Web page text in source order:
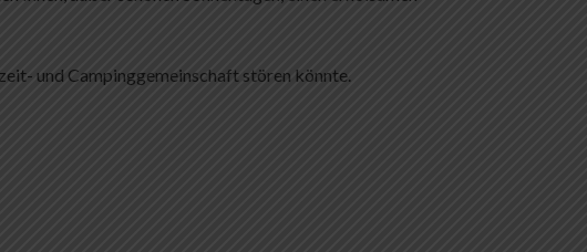
und Campinggemeinschaft stören könnte.